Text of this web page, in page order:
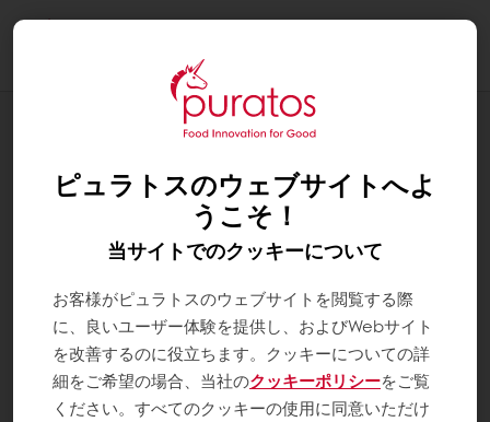
ピュラトスのウェブサイトへよ
うこそ！
当サイトでのクッキーについて
お客様がピュラトスのウェブサイトを閲覧する際
に、良いユーザー体験を提供し、およびWebサイト
を改善するのに役立ちます。クッキーについての詳
細をご希望の場合、当社のクッキーポリシーをご覧
ください。すべてのクッキーの使用に同意いただけ